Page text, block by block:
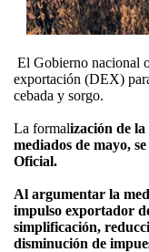
El Gobierno nacional
exportación (DEX)
cebada y sorgo.
La formalización de
mediados de mayo,
Oficial.
Al argumentar la
impulso exportador
simplificación,
disminución de